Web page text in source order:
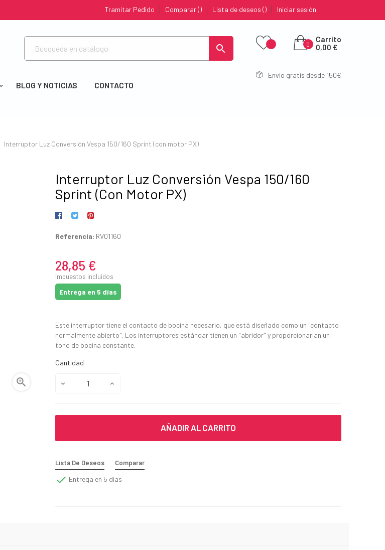
Iniciar sesión
Lista de deseos
Comparar
Tramitar Pedido

BLOG Y NOTICIAS CONTACTO
0
Carrito
0,00 €
Envío gratis desde 150€
Interruptor Luz Conversión Vespa 150/160 Sprint (con motor PX)

Interruptor Luz Conversión Vespa 150/160
Sprint (con Motor PX)
Referencia: RV01160
28,85 €
Impuestos incluidos
Entrega en 5 días
Este interruptor tiene el contacto de bocina necesario, que está diseñado como un "contacto
normalmente abierto". Los interruptores estándar tienen un "abridor" y proporcionarían un
tono de bocina constante.
Cantidad
AÑADIR AL CARRITO
Lista De Deseos Comparar
 Entrega en 5 días